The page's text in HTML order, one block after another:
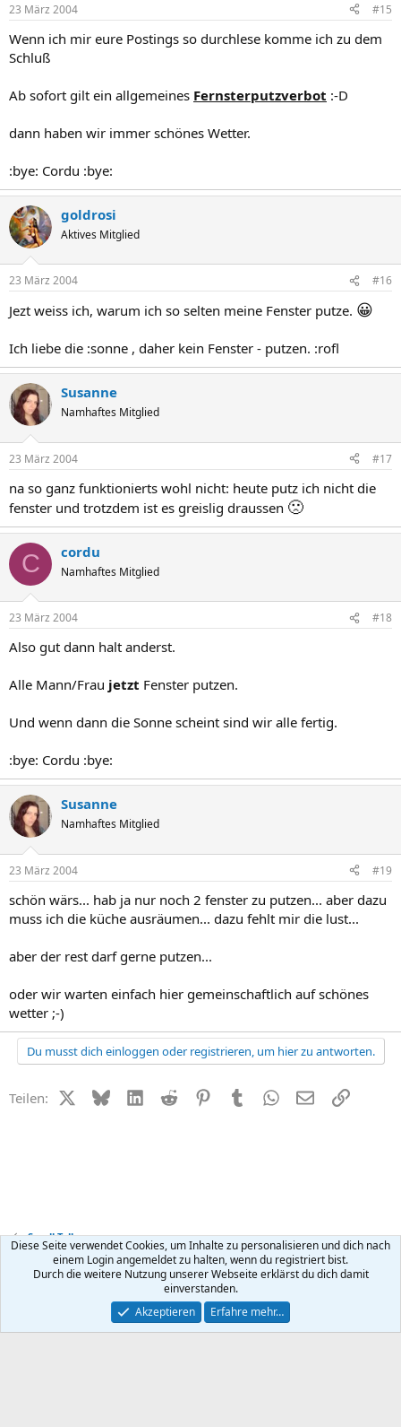
23 März 2004 #15
Wenn ich mir eure Postings so durchlese komme ich zu dem
Schluß
Ab sofort gilt ein allgemeines Fernsterputzverbot :-D
dann haben wir immer schönes Wetter.
:bye: Cordu :bye:
goldrosi
Aktives Mitglied
23 März 2004 #16
Jezt weiss ich, warum ich so selten meine Fenster putze. 😀
Ich liebe die :sonne , daher kein Fenster - putzen. :rofl
Susanne
Namhaftes Mitglied
23 März 2004 #17
na so ganz funktionierts wohl nicht: heute putz ich nicht die
fenster und trotzdem ist es greislig draussen 🙁
C cordu
Namhaftes Mitglied
23 März 2004 #18
Also gut dann halt anderst.
Alle Mann/Frau jetzt Fenster putzen.
Und wenn dann die Sonne scheint sind wir alle fertig.
:bye: Cordu :bye:
Susanne
Namhaftes Mitglied
23 März 2004 #19
schön wärs... hab ja nur noch 2 fenster zu putzen... aber dazu
muss ich die küche ausräumen... dazu fehlt mir die lust...
aber der rest darf gerne putzen...
oder wir warten einfach hier gemeinschaftlich auf schönes
wetter ;-)
Du musst dich einloggen oder registrieren, um hier zu antworten.
Teilen: X (Twitter)
BlueskyLinkedIn
Reddit PinterestTumblr WhatsApp
E-MailLink
Small Talk
Kontakt Nutzungsbedingungen Datenschutz Hilfe
R
Community platform by XenForo ® © 2010-2026 XenForo Ltd.
Diese Seite verwendet Cookies, um Inhalte zu personalisieren und dich nach
einem Login angemeldet zu halten, wenn du registriert bist.
Durch die weitere Nutzung unserer Webseite erklärst du dich damit
einverstanden.
Akzeptieren
Erfahre mehr…